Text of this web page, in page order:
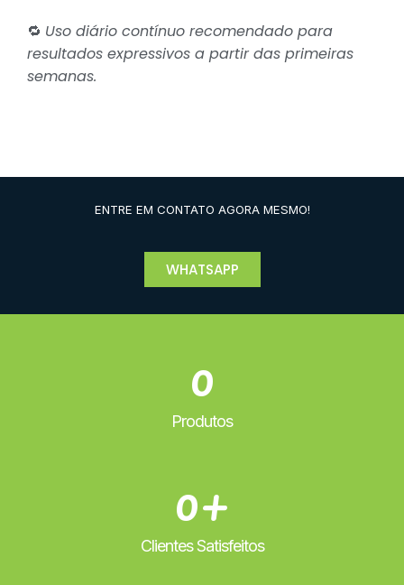
🔁 Uso diário contínuo recomendado para
resultados expressivos a partir das primeiras
semanas.
ENTRE EM CONTATO AGORA MESMO!
WHATSAPP
0
Produtos
0+
Clientes Satisfeitos